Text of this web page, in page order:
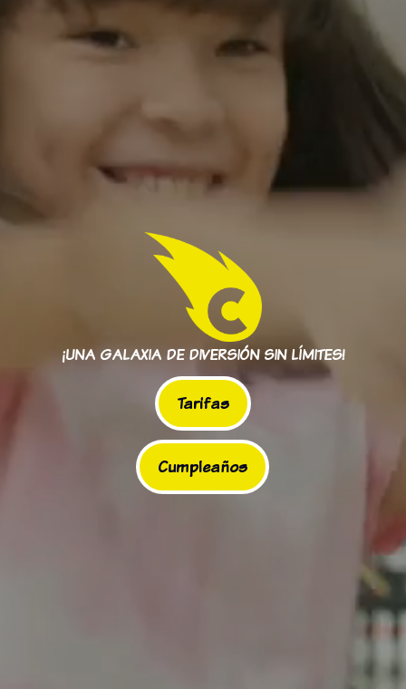
¡UNA GALAXIA DE DIVERSIÓN SIN LÍMITES!
Tarifas
Cumpleaños